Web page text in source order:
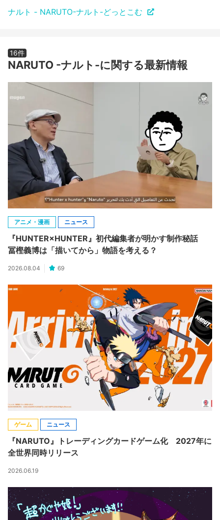
ナルト - NARUTO-ナルト-どっとこむ
16件
NARUTO -ナルト-に関する最新情報
アニメ・漫画 ニュース
『HUNTER×HUNTER』初代編集者が明かす制作秘話
冨樫義博は「描いてから」物語を考える？
2026.08.04 69
ゲーム ニュース
『NARUTO』トレーディングカードゲーム化 2027年に
全世界同時リリース
2026.06.19